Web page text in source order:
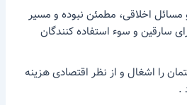
مسائل اخلاقی، مطمئن نبوده و مسیر
سارقین و سوء استفاده کنندگان
را اشغال و از نظر اقتصادی هزینه
.